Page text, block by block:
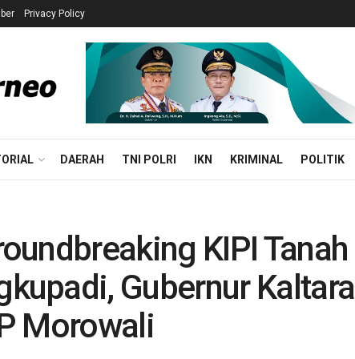
Privacy Policy
DAERAH TNI POLRI IKN KRIMINAL POLITIK
KIPI Tanah
Gubernur Kaltara
Morowali